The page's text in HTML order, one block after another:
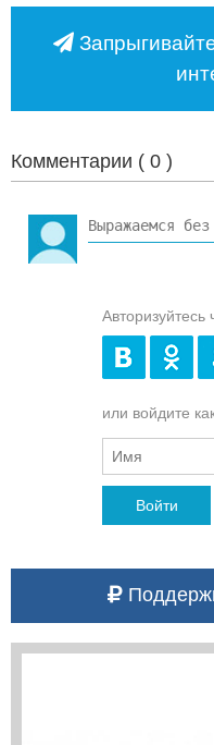
Комментарии ( 0 )
Авторизуйтесь
или войдите
Войти